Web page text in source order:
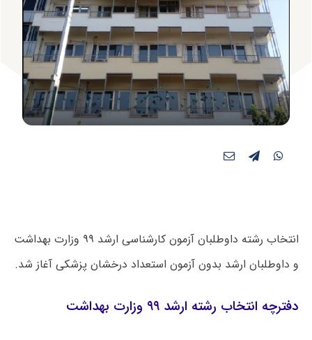
انتخاب رشته داوطلبان آزمون کارشناسی ارشد ۹۹ وزارت بهداشت
و داوطلبان ارشد بدون آزمون استعداد درخشان پزشکی آغاز شد.
دفترچه انتخاب رشته ارشد ۹۹ وزارت بهداشت